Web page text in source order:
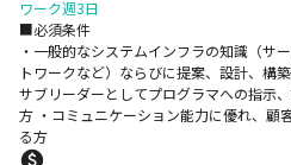
ワーク週3日
■必須条件
・一般的なシステムインフラの知識（サ
トワークなど）ならびに提案、設計、構
サブリーダーとしてプログラマへの指示
方 ・コミュニケーション能力に優れ、顧
る方